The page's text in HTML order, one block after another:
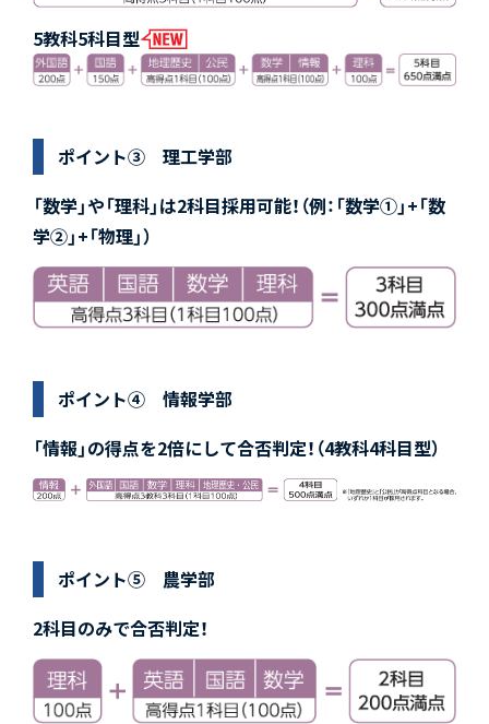
5教科5科目型
ポイント③ 理工学部
「数学」や「理科」は2科目採用可能！（例：「数学①」+「数
学②」+「物理」）
ポイント④ 情報学部
「情報」の得点を2倍にして合否判定！（4教科4科目型）
ポイント⑤ 農学部
2科目のみで合否判定！